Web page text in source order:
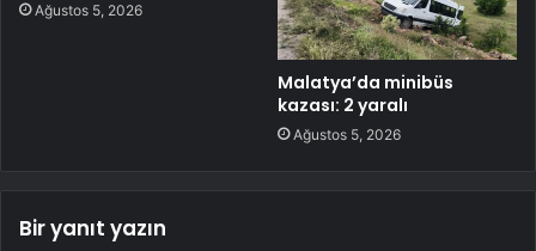
Ağustos 5, 2026
Malatya’da minibüs
kazası: 2 yaralı
Ağustos 5, 2026
Bir yanıt yazın